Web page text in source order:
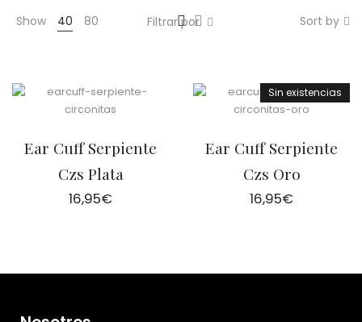
Show 40 80 Sort by
Filtrar por
Ear Cuff Serpiente
Czs Plata
16,95€
Sin existencias
Ear Cuff Serpiente
Czs Oro
16,95€